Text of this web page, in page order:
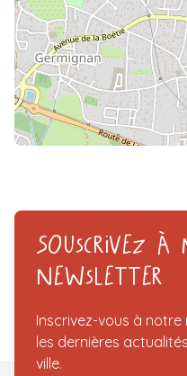
Souscrivez
Newsletter
Inscrivez-vous à
les dernières
ville.